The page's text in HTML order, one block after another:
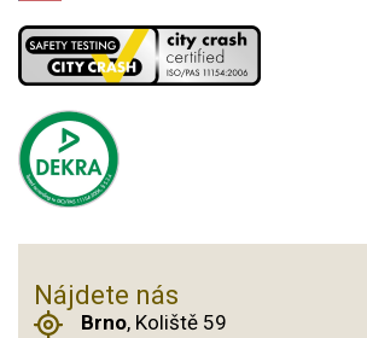
Nájdete nás
Brno, Koliště 59